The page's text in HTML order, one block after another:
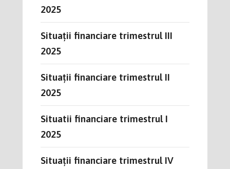
2025
Situații financiare trimestrul III
2025
Situații financiare trimestrul II
2025
Situatii financiare trimestrul I
2025
Situații financiare trimestrul IV